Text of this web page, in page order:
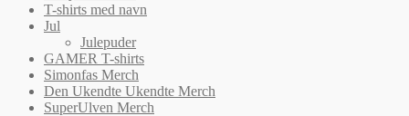
T-shirts med navn
Jul
Julepuder
GAMER T-shirts
Simonfas Merch
Den Ukendte Ukendte Merch
SuperUlven Merch